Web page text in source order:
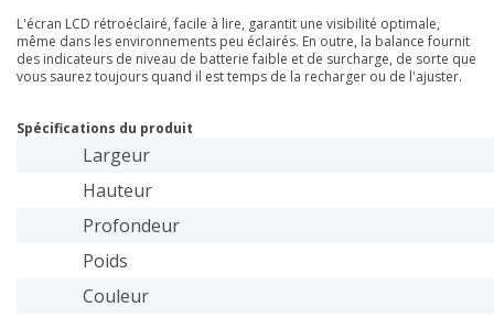
L'écran LCD rétroéclairé, facile à lire, garantit une visibilité optimale,
même dans les environnements peu éclairés. En outre, la balance fournit
des indicateurs de niveau de batterie faible et de surcharge, de sorte que
vous saurez toujours quand il est temps de la recharger ou de l'ajuster.
Spécifications du produit
Largeur
Hauteur
Profondeur
Poids
Couleur